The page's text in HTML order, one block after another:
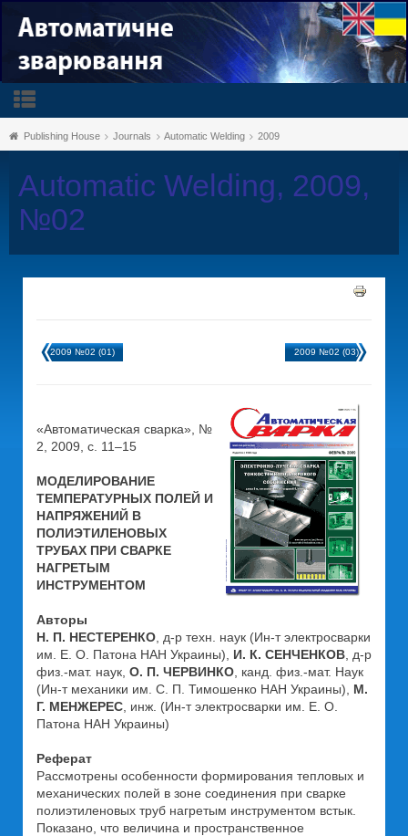
Publishing House Journals Automatic Welding 2009
Automatic Welding, 2009,
№02
2009 №02 (01) 2009 №02 (03)
«Автоматическая сварка», №
2, 2009, с. 11–15
МОДЕЛИРОВАНИЕ
ТЕМПЕРАТУРНЫХ ПОЛЕЙ И
НАПРЯЖЕНИЙ В
ПОЛИЭТИЛЕНОВЫХ
ТРУБАХ ПРИ СВАРКЕ
НАГРЕТЫМ
ИНСТРУМЕНТОМ
Авторы
Н. П. НЕСТЕРЕНКО , д-р техн. наук (Ин-т электросварки
им. Е. О. Патона НАН Украины), И. К. СЕНЧЕНКОВ , д-р
физ.-мат. наук, О. П. ЧЕРВИНКО , канд. физ.-мат. Наук
(Ин-т механики им. С. П. Тимошенко НАН Украины), М.
Г. МЕНЖЕРЕС , инж. (Ин-т электросварки им. Е. О.
Патона НАН Украины)
Реферат
Рассмотрены особенности формирования тепловых и
механических полей в зоне соединения при сварке
полиэтиленовых труб нагретым инструментом встык.
Показано, что величина и пространственное